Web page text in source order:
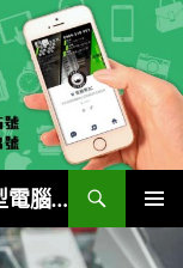
Just Sell Notebook – 快速賣掉筆記型電腦 (現金交易)
主要選單